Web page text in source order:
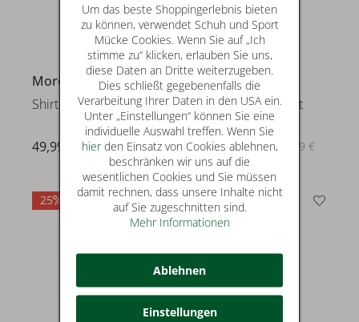
More & More
Shirt with Lace-Sleeve
49,99 €
More & More
CO-Voile Maxi Skirt
statt* 89,99 €
69,99 €
25 25
Um das beste Shoppingerlebnis bieten
zu können, verwendet Schuh und Sport
Mücke Cookies. Wenn Sie auf „Ich
stimme zu“ klicken, erlauben Sie uns,
diese Daten an Dritte weiterzugeben.
Dies schließt gegebenenfalls die
Verarbeitung Ihrer Daten in den USA ein.
Unter „Einstellungen“ können Sie eine
individuelle Auswahl treffen. Wenn Sie
hierden Einsatz von Cookies ablehnen,
beschränken wir uns auf die
wesentlichen Cookies und Sie müssen
damit rechnen, dass unsere Inhalte nicht
auf Sie zugeschnitten sind.
Mehr Informationen
Ablehnen
Einstellungen